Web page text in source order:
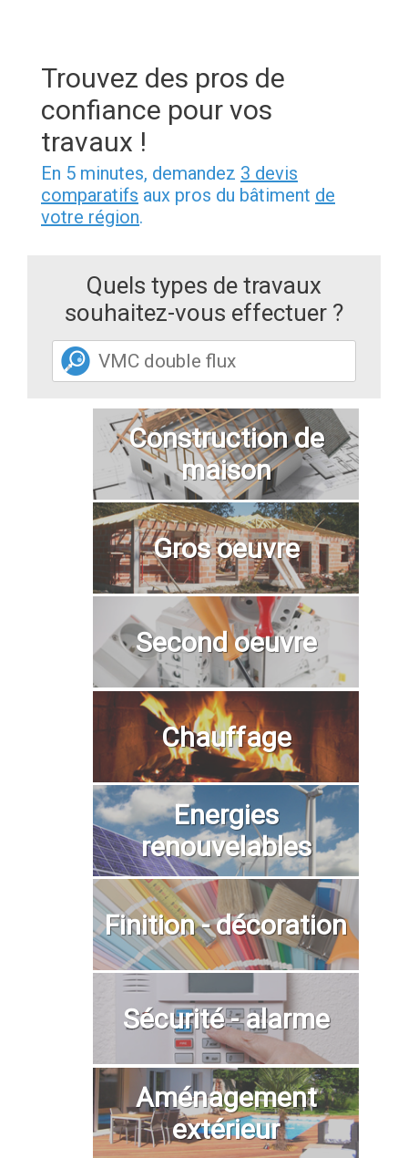
Trouvez des pros de
confiance pour vos
travaux !
En 5 minutes, demandez 3 devis
comparatifs aux pros du bâtiment de
votre région.
Quels types de travaux
souhaitez-vous effectuer ?
Construction de
maison
Gros oeuvre
Second oeuvre
Chauffage
Energies
renouvelables
Finition - décoration
Sécurité - alarme
Aménagement
extérieur